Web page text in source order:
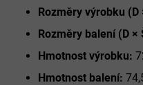
Rozměry výrobku (D
Rozměry balení (D ×
Hmotnost výrobku:
Hmotnost balení: